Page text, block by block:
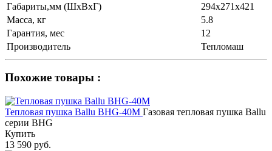
Габариты,мм (ШхВхГ)
294х271х421
Масса, кг
5.8
Гарантия, мес
12
Производитель
Тепломаш
Похожие товары :
Тепловая пушка Ballu BHG-40M Газовая тепловая пушка Ballu
серии BHG
Купить
13 590 руб.